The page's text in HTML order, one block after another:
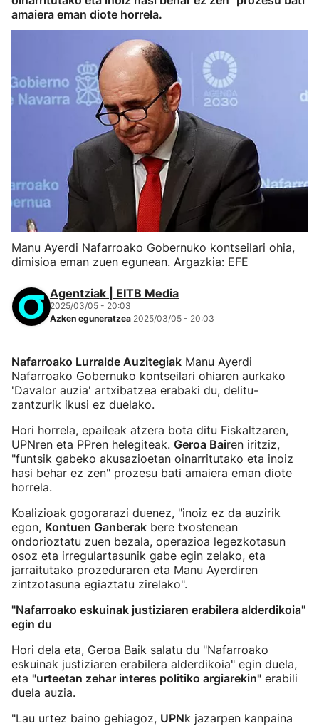
amaiera eman diote horrela.
Manu Ayerdi Nafarroako Gobernuko kontseilari ohia,
dimisioa eman zuen egunean. Argazkia: EFE
Agentziak | EITB Media
2025/03/05 - 20:03
Azken eguneratzea 2025/03/05 - 20:03
Nafarroako Lurralde Auzitegiak Manu Ayerdi
Nafarroako Gobernuko kontseilari ohiaren aurkako
'Davalor auzia' artxibatzea erabaki du, delitu-
zantzurik ikusi ez duelako.
Hori horrela, epaileak atzera bota ditu Fiskaltzaren,
UPNren eta PPren helegiteak. Geroa Bairen iritziz,
"funtsik gabeko akusazioetan oinarritutako eta inoiz
hasi behar ez zen" prozesu bati amaiera eman diote
horrela.
Koalizioak gogorarazi duenez, "inoiz ez da auzirik
egon, Kontuen Ganberak bere txostenean
ondorioztatu zuen bezala, operazioa legezkotasun
osoz eta irregulartasunik gabe egin zelako, eta
jarraitutako prozeduraren eta Manu Ayerdiren
zintzotasuna egiaztatu zirelako".
"Nafarroako eskuinak justiziaren erabilera alderdikoia"
egin du
Hori dela eta, Geroa Baik salatu du "Nafarroako
eskuinak justiziaren erabilera alderdikoia" egin duela,
eta "urteetan zehar interes politiko argiarekin" erabili
duela auzia.
"Lau urtez baino gehiagoz, UPNk jazarpen kanpaina